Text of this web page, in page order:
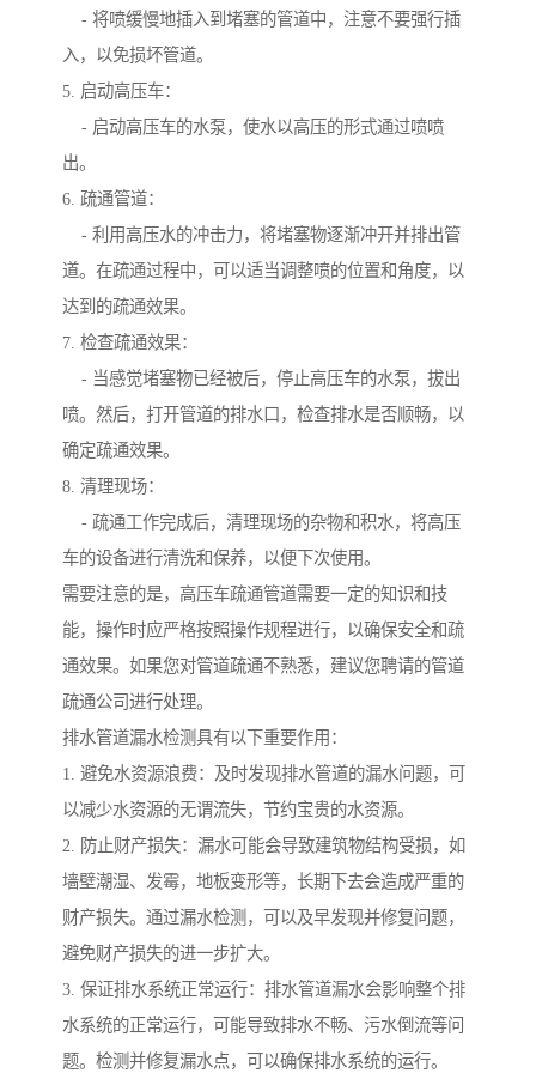
- 将喷缓慢地插入到堵塞的管道中，注意不要强行插
入，以免损坏管道。
5. 启动高压车：
- 启动高压车的水泵，使水以高压的形式通过喷喷
出。
6. 疏通管道：
- 利用高压水的冲击力，将堵塞物逐渐冲开并排出管
道。在疏通过程中，可以适当调整喷的位置和角度，以
达到的疏通效果。
7. 检查疏通效果：
- 当感觉堵塞物已经被后，停止高压车的水泵，拔出
喷。然后，打开管道的排水口，检查排水是否顺畅，以
确定疏通效果。
8. 清理现场：
- 疏通工作完成后，清理现场的杂物和积水，将高压
车的设备进行清洗和保养，以便下次使用。
需要注意的是，高压车疏通管道需要一定的知识和技
能，操作时应严格按照操作规程进行，以确保安全和疏
通效果。如果您对管道疏通不熟悉，建议您聘请的管道
疏通公司进行处理。
排水管道漏水检测具有以下重要作用：
1. 避免水资源浪费：及时发现排水管道的漏水问题，可
以减少水资源的无谓流失，节约宝贵的水资源。
2. 防止财产损失：漏水可能会导致建筑物结构受损，如
墙壁潮湿、发霉，地板变形等，长期下去会造成严重的
财产损失。通过漏水检测，可以及早发现并修复问题，
避免财产损失的进一步扩大。
3. 保证排水系统正常运行：排水管道漏水会影响整个排
水系统的正常运行，可能导致排水不畅、污水倒流等问
题。检测并修复漏水点，可以确保排水系统的运行。